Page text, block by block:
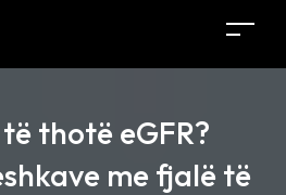
thotë eGFR?
me fjalë të